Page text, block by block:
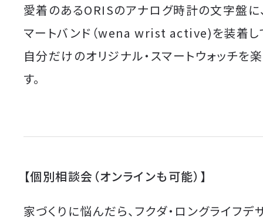
愛着のあるORISのアナログ時計の文字盤に
マートバンド（wena wrist active)を装着し
自分だけのオリジナル・スマートウォッチを
す。
【個別相談会（オンラインも可能）】
家づくりに悩んだら、フクダ・ロングライフ